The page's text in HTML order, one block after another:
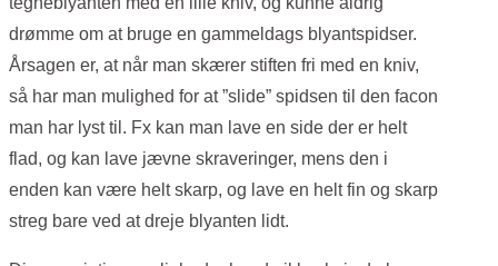
drømme om at bruge en gammeldags blyantspidser.
Årsagen er, at når man skærer stiften fri med en kniv,
så har man mulighed for at ”slide” spidsen til den facon
man har lyst til. Fx kan man lave en side der er helt
flad, og kan lave jævne skraveringer, mens den i
enden kan være helt skarp, og lave en helt fin og skarp
streg bare ved at dreje blyanten lidt.